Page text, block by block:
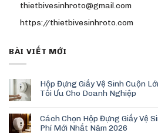
thietbivesinhroto@gmail.com
https://thietbivesinhroto.com
BÀI VIẾT MỚI
Hộp Đựng Giấy Vệ Sinh Cuộn
Tối Ưu Cho Doanh Nghiệp
Cách Chọn Hộp Đựng Giấy Vệ
Phí Mới Nhất Năm 2026